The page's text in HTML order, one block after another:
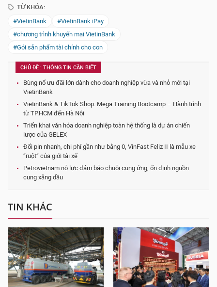
TỪ KHÓA:
#VietinBank
#VietinBank iPay
#chương trình khuyến mại VietinBank
#Gói sản phẩm tài chính cho con
CHỦ ĐỀ : THÔNG TIN CẦN BIẾT
Bùng nổ ưu đãi lớn dành cho doanh nghiệp vừa và nhỏ mới tại
VietinBank
VietinBank & TikTok Shop: Mega Training Bootcamp – Hành trình
từ TP.HCM đến Hà Nội
Triển khai văn hóa doanh nghiệp toàn hệ thống là dự án chiến
lược của GELEX
Đổi pin nhanh, chi phí gần như bằng 0, VinFast Feliz II là mẫu xe
“ruột” của giới tài xế
Petrovietnam nỗ lực đảm bảo chuỗi cung ứng, ổn định nguồn
cung xăng dầu
TIN KHÁC